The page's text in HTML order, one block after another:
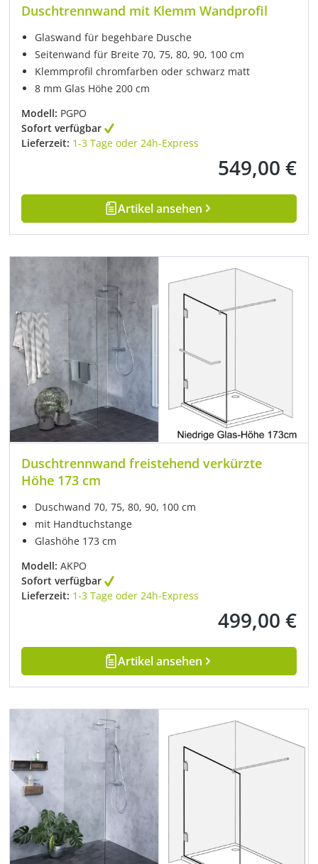
Duschtrennwand mit Klemm Wandprofil
Glaswand für begehbare Dusche
Seitenwand für Breite 70, 75, 80, 90, 100 cm
Klemmprofil chromfarben oder schwarz matt
8 mm Glas Höhe 200 cm
Modell: PGPO
Sofort verfügbar
Lieferzeit: 1-3 Tage oder 24h-Express
Regulärer Preis:
549,00 €
Artikel ansehen
Duschtrennwand freistehend verkürzte
Höhe 173 cm
Duschwand 70, 75, 80, 90, 100 cm
mit Handtuchstange
Glashöhe 173 cm
Modell: AKPO
Sofort verfügbar
Lieferzeit: 1-3 Tage oder 24h-Express
Regulärer Preis:
499,00 €
Artikel ansehen